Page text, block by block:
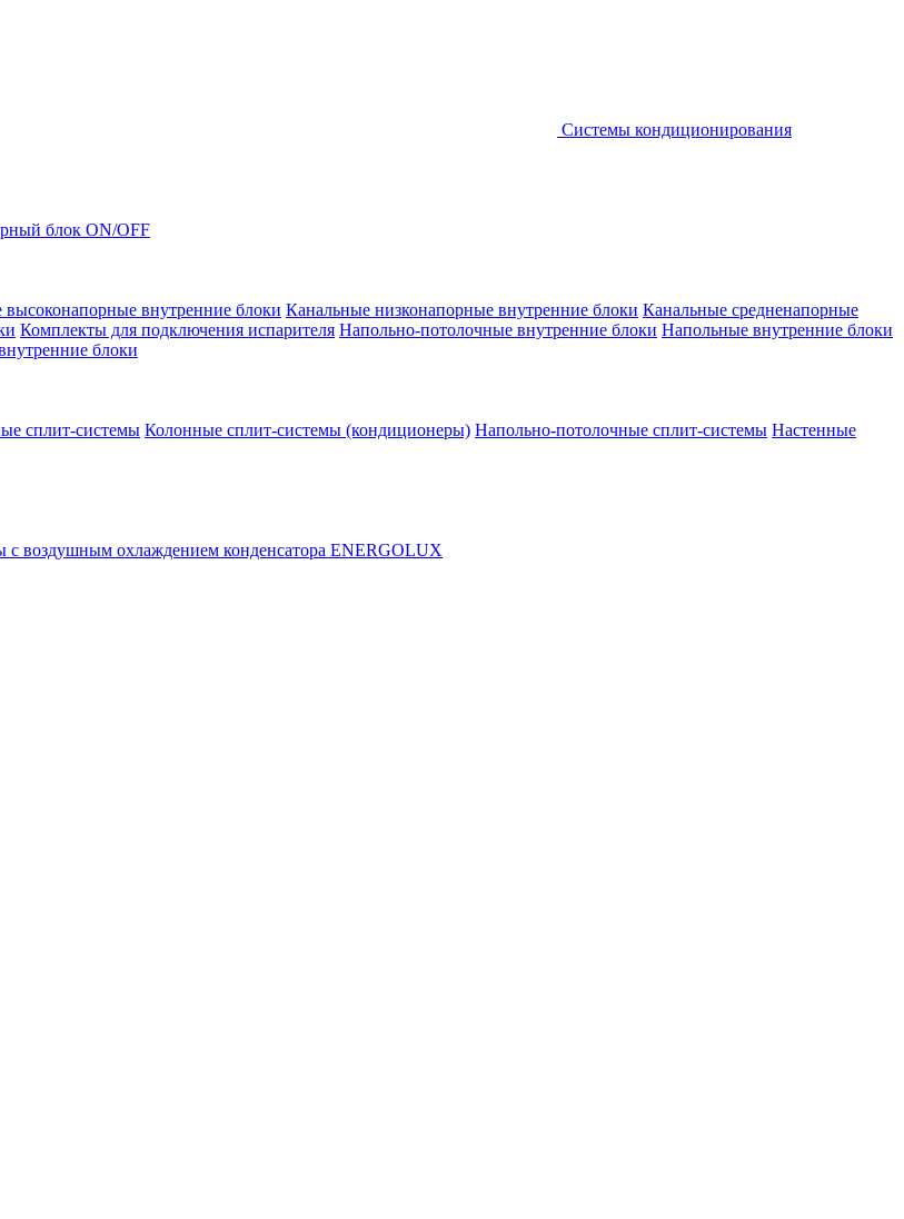
Системы кондиционирования
блок ON/OFF
высоконапорные внутренние блоки Канальные низконапорные внутренние блоки Канальные средненапорные
Комплекты для подключения испарителя Напольно-потолочные внутренние блоки Напольные внутренние блоки
блоки
сплит-системы Колонные сплит-системы (кондиционеры) Напольно-потолочные сплит-системы Настенные
с воздушным охлаждением конденсатора ENERGOLUX